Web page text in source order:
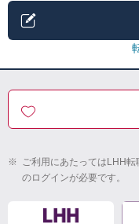
※ ご利用にあたってはLHH
のログインが必要です。